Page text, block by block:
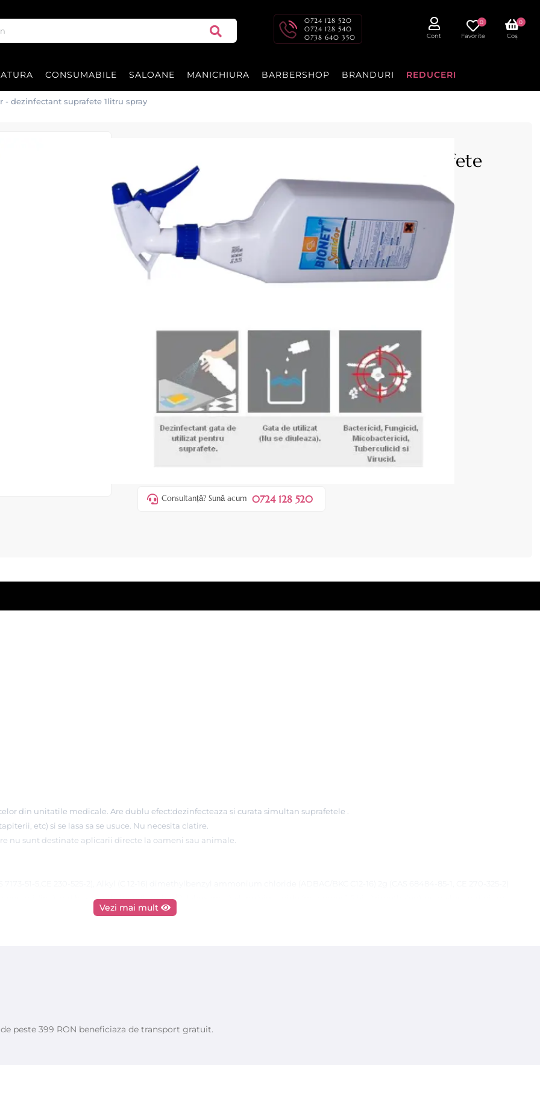
0724 128 520
0724 128 540
0738 640 350
Cont Favorite
0
Coș
0
CONSUMABILE SALOANE MANICHIURA BARBERSHOP BRANDURI REDUCERI
- dezinfectant suprafete 1litru spray
Bionet SP Sanidor - dezinfectant suprafete
1litru spray
Dezinfectant suprafete -
Bionet Sanidor - 1 litru spray
Adăugați recenzia dvs.
Preț: 43,00 lei
ADAUGĂ ÎN COȘ
💸
Consultanță? Sună acum 0724 128 520
din unitatile medicale. Are dublu efect:dezinfecteaza si curata simultan suprafetele .
etc) si se lasa sa se usuce. Nu necesita clatire.
nu sunt destinate aplicarii directe la oameni sau animale.
and hexamethylenedi-amine/Polyhexamethylene biguanide (monomer:1.5 bis (trimethylen)-guanylguanidinium
Vezi mai mult
peste 399 RON beneficiaza de transport gratuit.